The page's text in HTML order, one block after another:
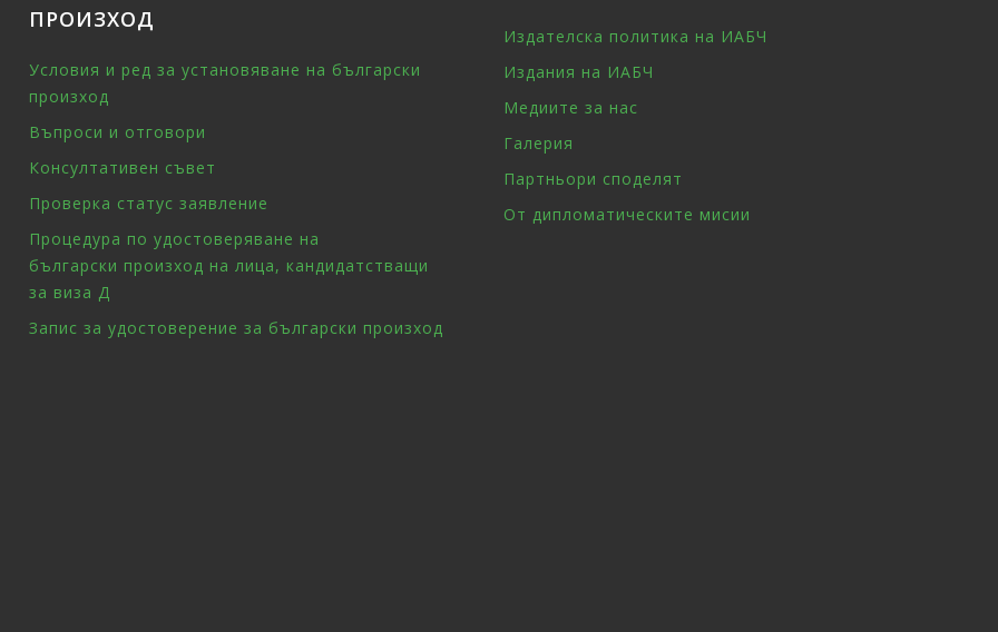
ПРОИЗХОД
Условия и ред за установяване на български
произход
Въпроси и отговори
Консултативен съвет
Проверка статус заявление
Процедура по удостоверяване на
български произход на лица, кандидатстващи
за виза Д
Запис за удостоверение за български произход
Издателска политика на ИАБЧ
Издания на ИАБЧ
Медиите за нас
Галерия
Партньори споделят
От дипломатическите мисии